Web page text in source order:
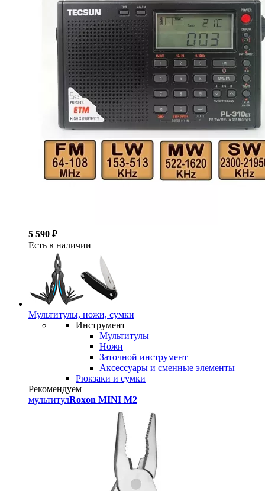
5 590 ₽
Есть в наличии
Мультитулы, ножи, сумки
Инструмент
Мультитулы
Ножи
Заточной инструмент
Аксессуары и сменные элементы
Рюкзаки и сумки
Рекомендуем
мультитулRoxon MINI M2